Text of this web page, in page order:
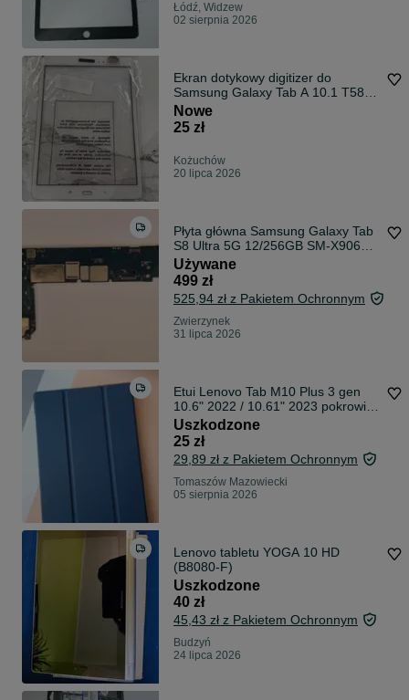
Łódź, Widzew
02 sierpnia 2026
Ekran dotykowy digitizer do
Samsung Galaxy Tab A 10.1 T585
T580 biały
Nowe
25 zł
Kożuchów
20 lipca 2026
Płyta główna Samsung Galaxy Tab
S8 Ultra 5G 12/256GB SM-X906B +
Używane
499 zł
525,94 zł z Pakietem Ochronnym
Zwierzynek
31 lipca 2026
Etui Lenovo Tab M10 Plus 3 gen
10.6" 2022 / 10.61" 2023 pokrowiec
smuk
Uszkodzone
25 zł
29,89 zł z Pakietem Ochronnym
Tomaszów Mazowiecki
05 sierpnia 2026
Lenovo tabletu YOGA 10 HD
(B8080-F)
Uszkodzone
40 zł
45,43 zł z Pakietem Ochronnym
Budzyń
24 lipca 2026